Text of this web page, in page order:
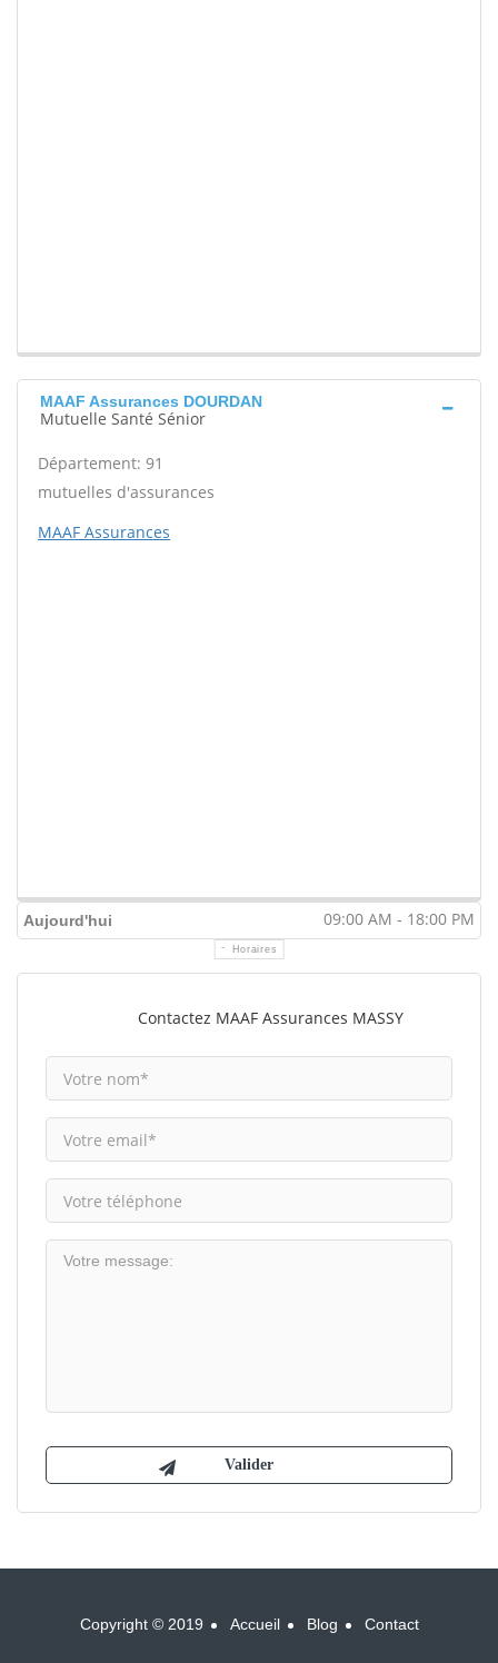
MAAF Assurances DOURDAN
Mutuelle Santé Sénior
Département: 91
mutuelles d'assurances
MAAF Assurances
Aujourd'hui 09:00 AM - 18:00 PM
Horaires
Contactez MAAF Assurances MASSY
Copyright © 2019 Accueil Blog Contact